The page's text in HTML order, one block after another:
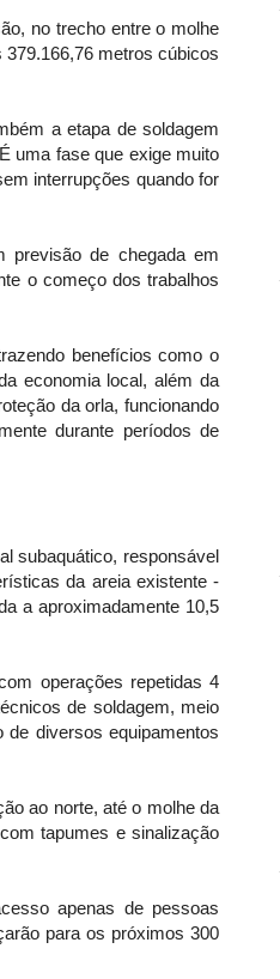
no trecho entre o molhe
metros cúbicos
a etapa de soldagem
uma fase que exige muito
interrupções quando for
previsão de chegada em
o começo dos trabalhos
benefícios como o
economia local, além da
da orla, funcionando
durante períodos de
subaquático, responsável
da areia existente -
a aproximadamente 10,5
operações repetidas 4
de soldagem, meio
diversos equipamentos
ao norte, até o molhe da
tapumes e sinalização
apenas de pessoas
para os próximos 300